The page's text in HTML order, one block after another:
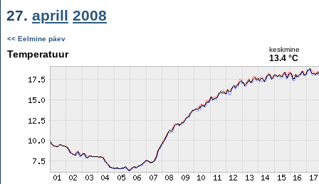
27. aprill 2008
<< Eelmine päev
Temperatuur keskmine
13.4 °C